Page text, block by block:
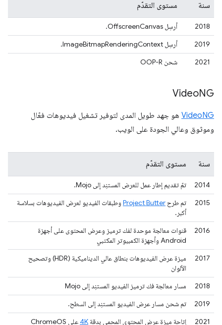
سنة مستوى التقدّم
2018
أرسِل OffscreenCanvas.
2019
أرسِل ImageBitmapRenderingContext.
2021
شحن OOP-R
VideoNG
VideoNG هو جهد طويل المدى لتوفير تشغيل فيديوهات فعّال
وموثوق وعالي الجودة على الويب.
سنة مستوى التقدّم
2014
تمّ تقديم إطار عمل للعرض المستنِد إلى Mojo.
2015
تم طرحProject Butter وطبقات الفيديو لعرض الفيديوهات بسلاسة
أكبر.
2016
قنوات معالجة موحدة لفك ترميز وعرض المحتوى على أجهزة
Android وأجهزة الكمبيوتر المكتبي
2017
ميزة عرض الفيديوهات بنطاق عالي الديناميكية (HDR) وتصحيح
الألوان
2018
مسار معالجة فك ترميز الفيديو المستنِد إلى Mojo
2019
تم شحن مسار عرض الفيديو المستنِد إلى السطح.
2021
إتاحة ميزة عرض المحتوى المحمي بدقة 4Kعلى ChromeOS